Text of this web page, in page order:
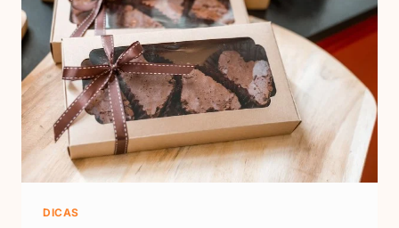
DICAS